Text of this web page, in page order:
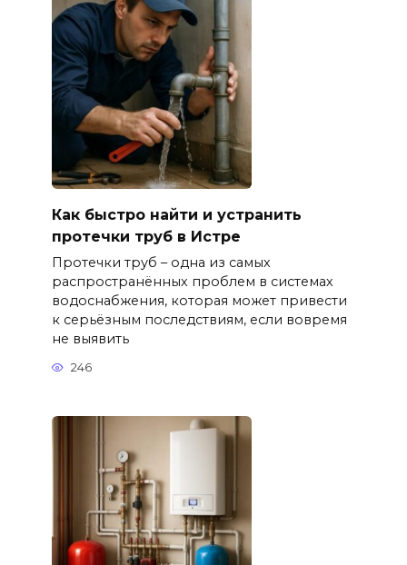
Как быстро найти и устранить
протечки труб в Истре
Протечки труб – одна из самых
распространённых проблем в системах
водоснабжения, которая может привести
к серьёзным последствиям, если вовремя
не выявить
246